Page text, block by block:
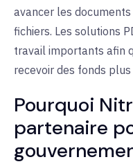
avancer les
fichiers. Les solutions
travail importants afin
recevoir des fonds
Pourquoi
partenaire